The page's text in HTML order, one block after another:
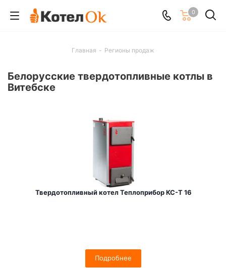
0
Главная - Регионы продаж
Белорусские твердотопливные котлы в
Витебске
Твердотопливный котел Теплоприбор КС-Т 16
Подробнее